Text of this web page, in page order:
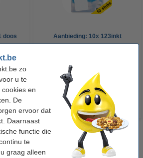
zo
u te
en
De
ervoor dat
Daarnaast
functie die
te
graag alleen
doos
Aanbieding: 10x 123inkt
€ 26,55 Incl. 21% btw